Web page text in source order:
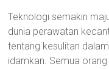
Teknologi semakin
dunia perawatan
tentang kesulitan
idamkan. Semua